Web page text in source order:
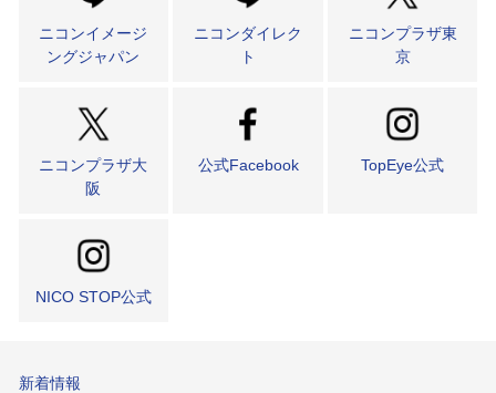
ニコンイメージ
ングジャパン
ニコンダイレク
ト
ニコンプラザ東
京
ニコンプラザ大
阪
公式Facebook TopEye公式
NICO STOP公式
新着情報